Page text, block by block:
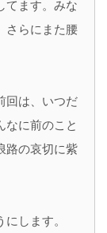
てます。みな
さらにまた腰
回は、いつだ
なに前のこと
路の哀切に紫
します。